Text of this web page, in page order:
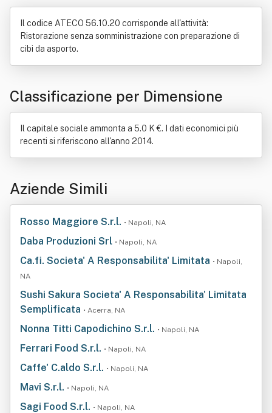
Il codice ATECO 56.10.20 corrisponde all'attività:
Ristorazione senza somministrazione con preparazione di
cibi da asporto.
Classificazione per Dimensione
Il capitale sociale ammonta a 5.0 K €. I dati economici più
recenti si riferiscono all'anno 2014.
Aziende Simili
Rosso Maggiore S.r.l. • Napoli, NA
Daba Produzioni Srl • Napoli, NA
Ca.fi. Societa' A Responsabilita' Limitata • Napoli,
NA
Sushi Sakura Societa' A Responsabilita' Limitata
Semplificata • Acerra, NA
Nonna Titti Capodichino S.r.l. • Napoli, NA
Ferrari Food S.r.l. • Napoli, NA
Caffe' C.aldo S.r.l. • Napoli, NA
Mavi S.r.l. • Napoli, NA
Sagi Food S.r.l. • Napoli, NA